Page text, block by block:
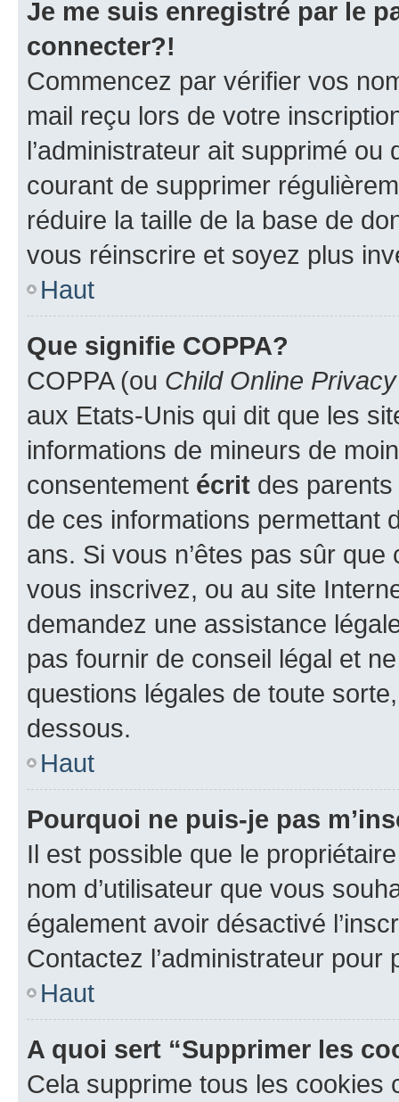
Je me suis enregistré par le
connecter?!
Commencez par vérifier vos
mail reçu lors de votre
l’administrateur ait supprimé
courant de supprimer
réduire la taille de la base de
vous réinscrire et soyez plus
Haut
Que signifie COPPA?
COPPA (ou Child Online
aux Etats-Unis qui dit que les
informations de mineurs de
consentement écrit des parents
de ces informations permettant
ans. Si vous n’êtes pas sûr
vous inscrivez, ou au site
demandez une assistance
pas fournir de conseil légal et
questions légales de toute
dessous.
Haut
Pourquoi ne puis-je pas
Il est possible que le
nom d’utilisateur que vous
également avoir désactivé
Contactez l’administrateur
Haut
A quoi sert “Supprimer les
Cela supprime tous les cookies